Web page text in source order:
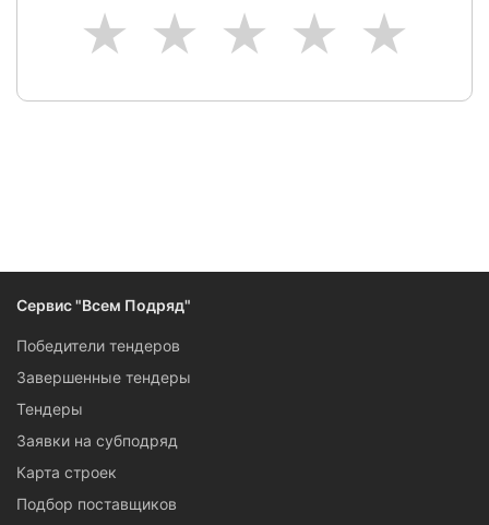
5
4
3
2
1
Сервис "Всем Подряд"
Победители тендеров
Завершенные тендеры
Тендеры
Заявки на субподряд
Карта строек
Подбор поставщиков